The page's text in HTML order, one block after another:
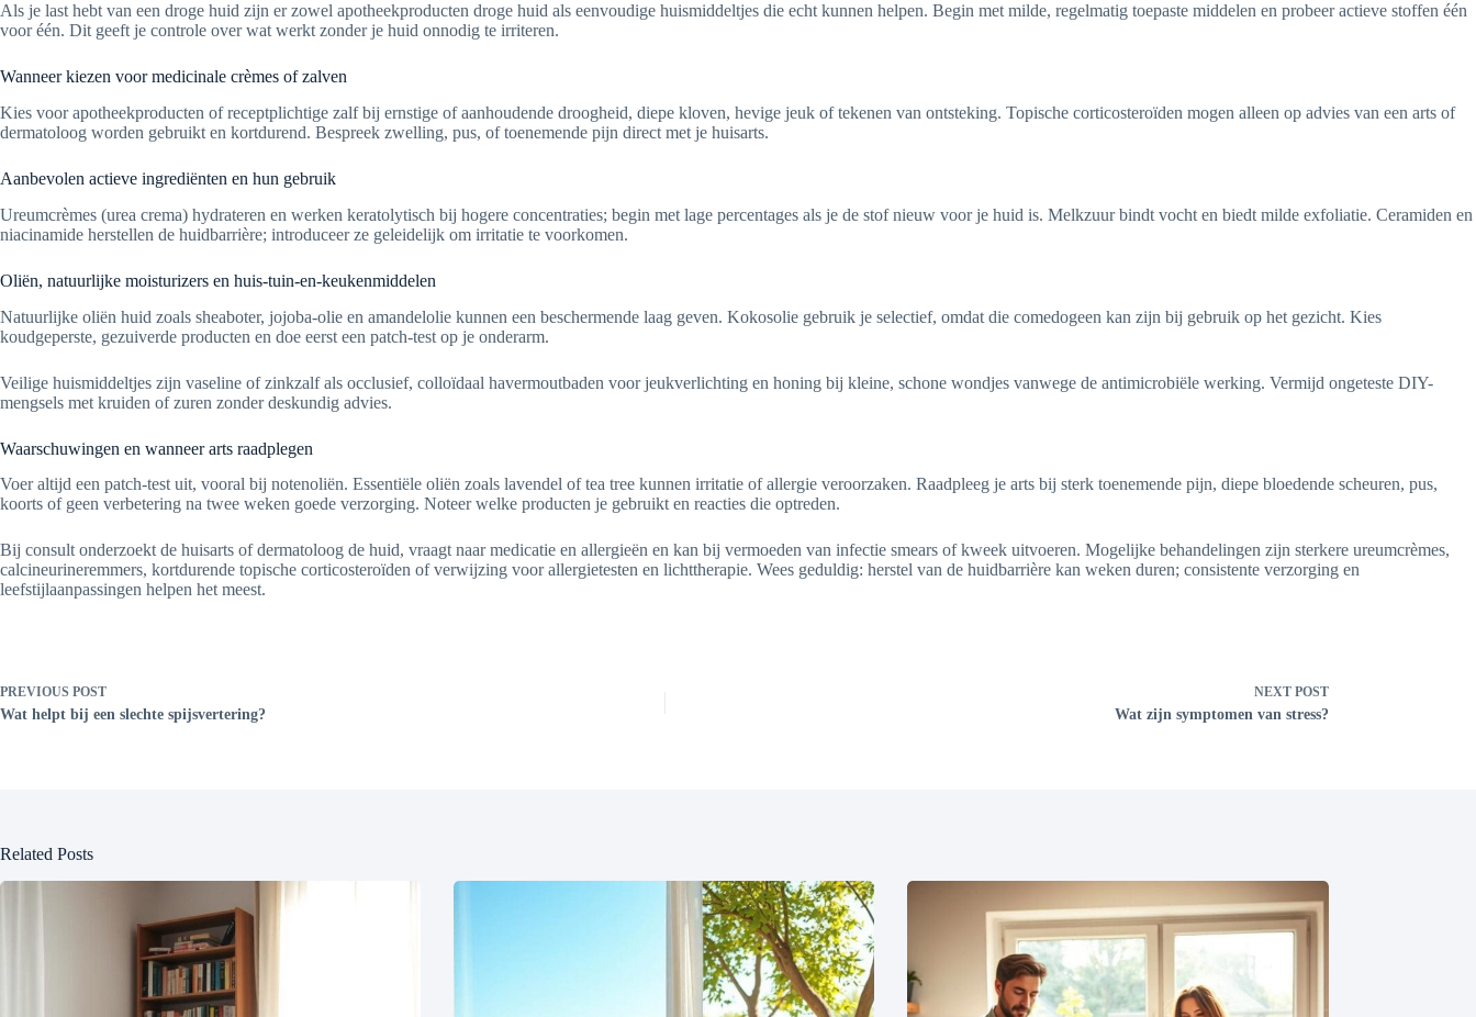
Als je last hebt van een droge huid zijn er zowel apotheekproducten droge huid als eenvoudige huismiddeltjes die echt kunnen helpen. Begin met milde, regelmatig toepaste middelen en probeer actieve stoffen één
voor één. Dit geeft je controle over wat werkt zonder je huid onnodig te irriteren.
Wanneer kiezen voor medicinale crèmes of zalven
Kies voor apotheekproducten of receptplichtige zalf bij ernstige of aanhoudende droogheid, diepe kloven, hevige jeuk of tekenen van ontsteking. Topische corticosteroïden mogen alleen op advies van een arts of
dermatoloog worden gebruikt en kortdurend. Bespreek zwelling, pus, of toenemende pijn direct met je huisarts.
Aanbevolen actieve ingrediënten en hun gebruik
Ureumcrèmes (urea crema) hydrateren en werken keratolytisch bij hogere concentraties; begin met lage percentages als je de stof nieuw voor je huid is. Melkzuur bindt vocht en biedt milde exfoliatie. Ceramiden en
niacinamide herstellen de huidbarrière; introduceer ze geleidelijk om irritatie te voorkomen.
Oliën, natuurlijke moisturizers en huis-tuin-en-keukenmiddelen
Natuurlijke oliën huid zoals sheaboter, jojoba-olie en amandelolie kunnen een beschermende laag geven. Kokosolie gebruik je selectief, omdat die comedogeen kan zijn bij gebruik op het gezicht. Kies
koudgeperste, gezuiverde producten en doe eerst een patch-test op je onderarm.
Veilige huismiddeltjes zijn vaseline of zinkzalf als occlusief, colloïdaal havermoutbaden voor jeukverlichting en honing bij kleine, schone wondjes vanwege de antimicrobiële werking. Vermijd ongeteste DIY-
mengsels met kruiden of zuren zonder deskundig advies.
Waarschuwingen en wanneer arts raadplegen
Voer altijd een patch-test uit, vooral bij notenoliën. Essentiële oliën zoals lavendel of tea tree kunnen irritatie of allergie veroorzaken. Raadpleeg je arts bij sterk toenemende pijn, diepe bloedende scheuren, pus,
koorts of geen verbetering na twee weken goede verzorging. Noteer welke producten je gebruikt en reacties die optreden.
Bij consult onderzoekt de huisarts of dermatoloog de huid, vraagt naar medicatie en allergieën en kan bij vermoeden van infectie smears of kweek uitvoeren. Mogelijke behandelingen zijn sterkere ureumcrèmes,
calcineurineremmers, kortdurende topische corticosteroïden of verwijzing voor allergietesten en lichttherapie. Wees geduldig: herstel van de huidbarrière kan weken duren; consistente verzorging en
leefstijlaanpassingen helpen het meest.
PREVIOUS POST
Wat helpt bij een slechte spijsvertering?
NEXT POST
Wat zijn symptomen van stress?
Related Posts